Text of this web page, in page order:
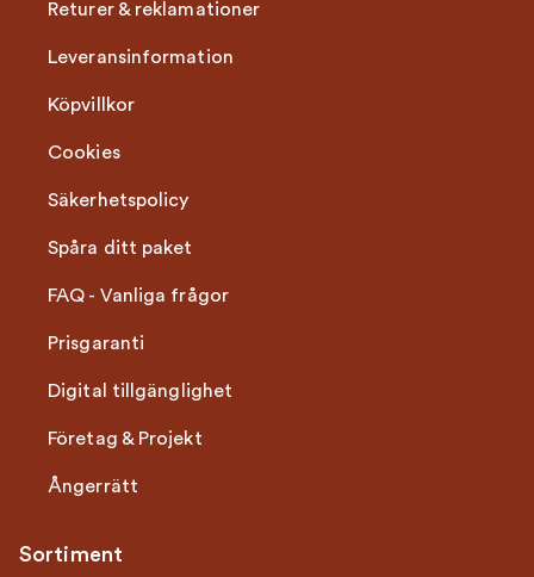
Returer & reklamationer
Leveransinformation
Köpvillkor
Cookies
Säkerhetspolicy
Spåra ditt paket
FAQ - Vanliga frågor
Prisgaranti
Digital tillgänglighet
Företag & Projekt
Ångerrätt
Sortiment